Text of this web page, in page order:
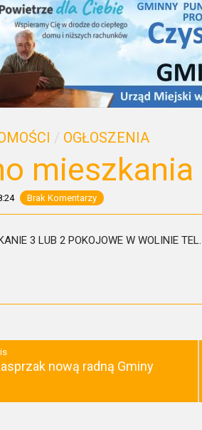
/ OGŁOSZENIA
mieszkania
Brak Komentarzy
3 LUB 2 POKOJOWE W WOLINIE
nową radną Gminy